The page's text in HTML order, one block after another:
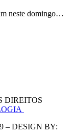
neste domingo…
DIREITOS
– DESIGN BY: